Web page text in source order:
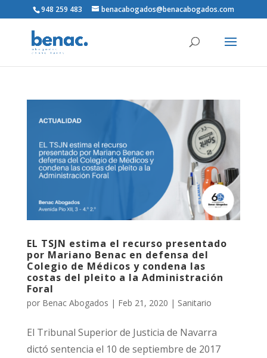
948 259 483 benacabogados@benacabogados.com
EL TSJN estima el recurso presentado
por Mariano Benac en defensa del
Colegio de Médicos y condena las
costas del pleito a la Administración
Foral
por Benac Abogados | Feb 21, 2020 | Sanitario
El Tribunal Superior de Justicia de Navarra
dictó sentencia el 10 de septiembre de 2017